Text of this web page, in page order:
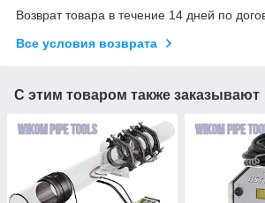
Возврат товара в течение 14 дней по
Все условия возврата
С этим товаром также заказывают